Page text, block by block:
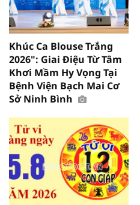
Khúc Ca Blouse Trắng
2026": Giai Điệu Từ Tâm
Khơi Mầm Hy Vọng Tại
Bệnh Viện Bạch Mai Cơ
Sở Ninh Bình